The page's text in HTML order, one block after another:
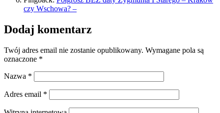
czy Wschowa? –
Dodaj komentarz
Twój adres email nie zostanie opublikowany. Wymagane pola są
oznaczone *
Nazwa *
Adres email *